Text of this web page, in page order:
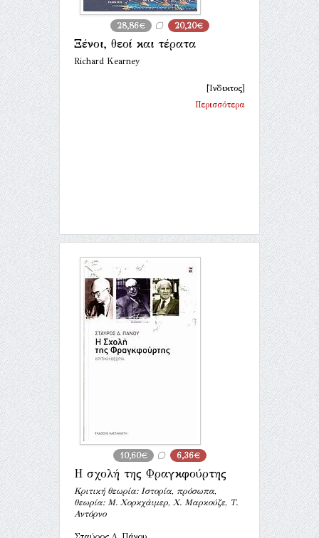
28,86€ 20,20€
Ξένοι, θεοί και τέρατα
Richard Kearney
[Ίνδικτος]
Περισσότερα
10,60€ 6,36€
Η σχολή της Φραγκφούρτης
Κριτική θεωρία: Ιστορία, πρόσωπα,
θεωρία: Μ. Χορκχάιμερ, Χ. Μαρκούζε, Τ.
Αντόρνο